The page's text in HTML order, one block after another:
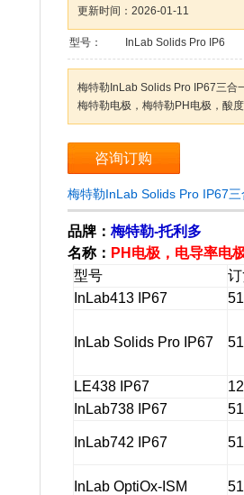
更新时间： 2026-01-11
型号： InLab Solids Pro IP6
梅特勒InLab Solids Pro IP67三合
梅特勒电极，梅特勒PH电极，酸
咨询订购
梅特勒InLab Solids Pro IP67
品牌： 梅特勒-托利多
名称： PH电极，电导率电
型号
InLab413 IP67
InLab Solids Pro IP67
LE438 IP67
InLab738 IP67
InLab742 IP67
InLab OptiOx-ISM